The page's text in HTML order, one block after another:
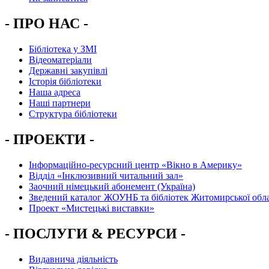
- ПРО НАС -
Бібліотека у ЗМІ
Відеоматеріали
Державні закупівлі
Історія бібліотеки
Наша адреса
Наші партнери
Структура бібліотеки
- ПРОЕКТИ -
Інформаційно-ресурсний центр «Вікно в Америку»
Вiддiл «Інклюзивний читальний зал»
Заочний німецький абонемент (Україна)
Зведений каталог ЖОУНБ та бібліотек Житомирської
Проект «Мистецькі виставки»
- ПОСЛУГИ & РЕСУРСИ -
Видавнича діяльність